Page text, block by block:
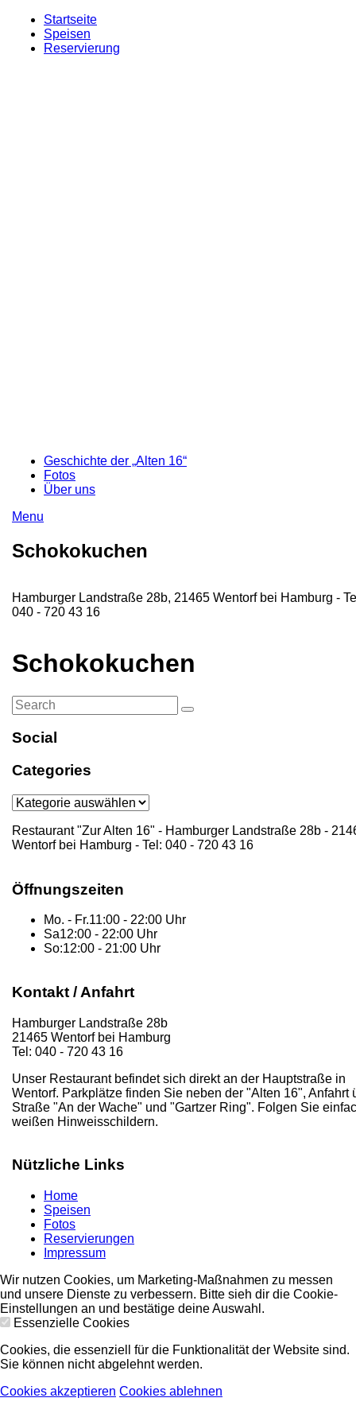
Startseite
Speisen
Reservierung
Geschichte der „Alten 16“
Fotos
Über uns
Menu
Schokokuchen
Hamburger Landstraße 28b, 21465 Wentorf bei Hamburg -
040 - 720 43 16
Schokokuchen
Search
for:
Search
Social
Categories
Categories
Restaurant "Zur Alten 16" - Hamburger Landstraße 28b -
Wentorf bei Hamburg - Tel: 040 - 720 43 16
Öffnungszeiten
Mo. - Fr.11:00 - 22:00 Uhr
Sa12:00 - 22:00 Uhr
So:12:00 - 21:00 Uhr
Kontakt / Anfahrt
Hamburger Landstraße 28b
21465 Wentorf bei Hamburg
Tel: 040 - 720 43 16
Unser Restaurant befindet sich direkt an der Hauptstraße in
Wentorf. Parkplätze finden Sie neben der "Alten 16", Anfahrt
Straße "An der Wache" und "Gartzer Ring". Folgen Sie
weißen Hinweisschildern.
Nützliche Links
Home
Speisen
Fotos
Reservierungen
Impressum
Wir nutzen Cookies, um Marketing-Maßnahmen zu messen
und unsere Dienste zu verbessern. Bitte sieh dir die Cookie-
Einstellungen an und bestätige deine Auswahl.
Essenzielle Cookies
Cookies, die essenziell für die Funktionalität der Website sind.
Sie können nicht abgelehnt werden.
Cookies akzeptieren Cookies ablehnen